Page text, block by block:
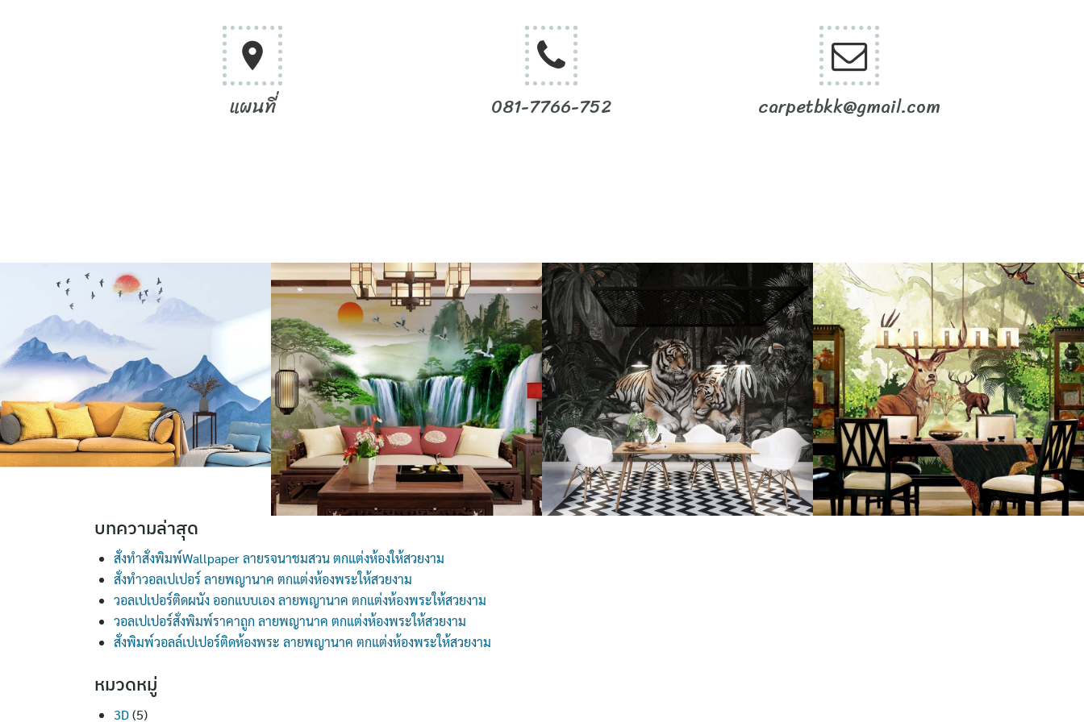
location_on
แผนที่ 081-7766-752 carpetbkk@gmail.com
บทความล่าสุด
สั่งทำสั่งพิมพ์Wallpaper ลายรจนาชมสวน ตกแต่งห้องให้สวยงาม
สั่งทำวอลเปเปอร์ ลายพญานาค ตกแต่งห้องพระให้สวยงาม
วอลเปเปอร์ติดผนัง ออกแบบเอง ลายพญานาค ตกแต่งห้องพระให้สวยงาม
วอลเปเปอร์สั่งพิมพ์ราคาถูก ลายพญานาค ตกแต่งห้องพระให้สวยงาม
สั่งพิมพ์วอลล์เปเปอร์ติดห้องพระ ลายพญานาค ตกแต่งห้องพระให้สวยงาม
หมวดหมู่
3D(5)